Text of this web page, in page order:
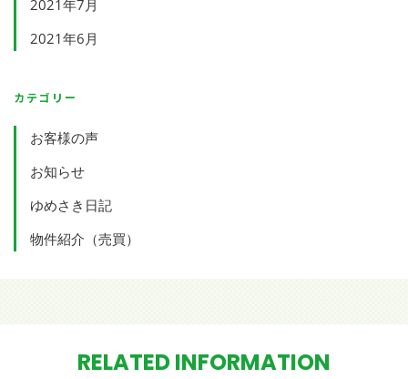
2021年7月
2021年6月
カテゴリー
お客様の声
お知らせ
ゆめさき日記
物件紹介（売買）
RELATED INFORMATION